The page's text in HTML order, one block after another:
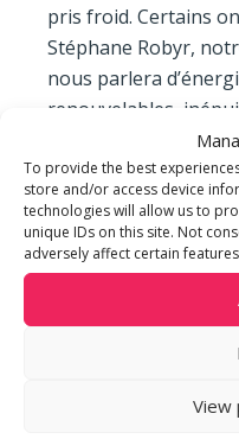
To provide the best
store and/or access device
technologies will allow us to
unique IDs on this site. Not
adversely affect certain
View
pris froid. Certains
Stéphane Robyr,
nous parlera
renouvelables,
principalement
puissant. Nous
d’entrer dans la
Legras, responsable
m3 et qui n’arrive
chemise
certains s’installent
ordinateur d’autres